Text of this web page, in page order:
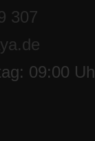
307
09:00